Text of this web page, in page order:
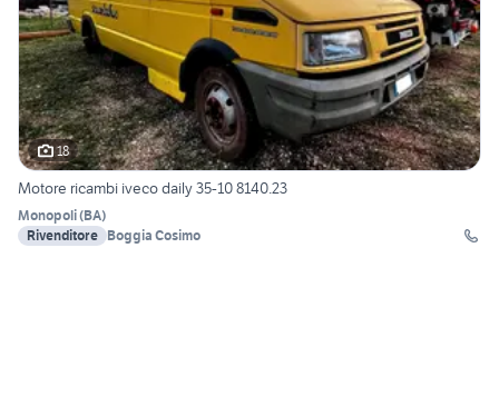
18
Motore ricambi iveco daily 35-10 8140.23
Monopoli(BA)
Rivenditore Boggia Cosimo